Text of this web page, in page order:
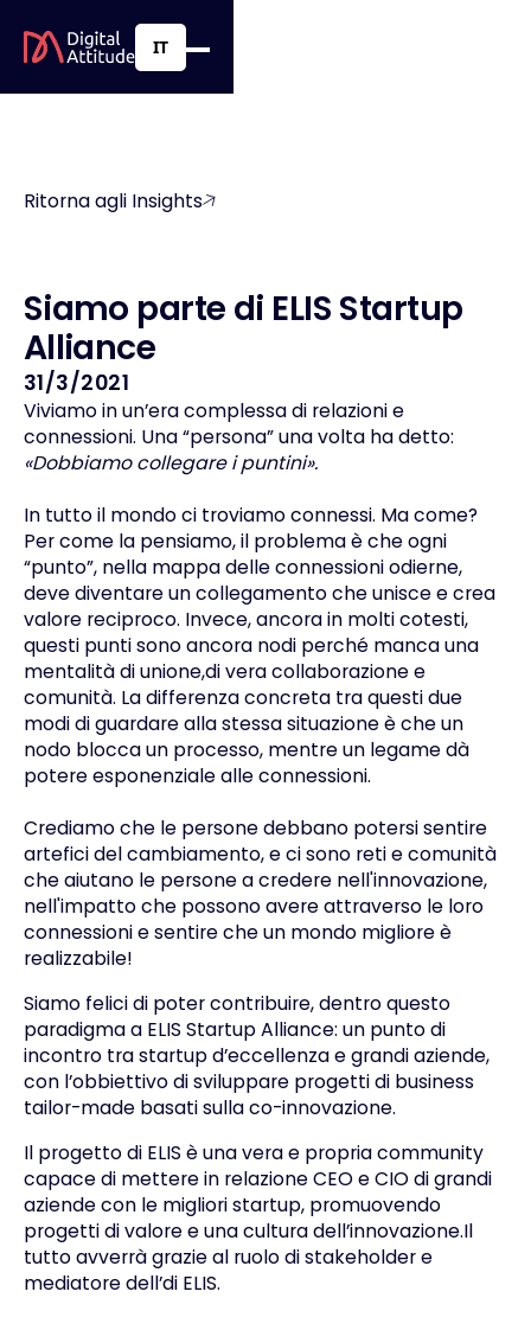
IT
Ritorna agli Insights
Siamo parte di ELIS Startup
Alliance
31/3/2021
Viviamo in un’era complessa di relazioni e
connessioni. Una “persona” una volta ha detto:
«Dobbiamo collegare i puntini».
In tutto il mondo ci troviamo connessi. Ma come?
Per come la pensiamo, il problema è che ogni
“punto”, nella mappa delle connessioni odierne,
deve diventare un collegamento che unisce e crea
valore reciproco. Invece, ancora in molti cotesti,
questi punti sono ancora nodi perché manca una
mentalità di unione,di vera collaborazione e
comunità. La differenza concreta tra questi due
modi di guardare alla stessa situazione è che un
nodo blocca un processo, mentre un legame dà
potere esponenziale alle connessioni.
Crediamo che le persone debbano potersi sentire
artefici del cambiamento, e ci sono reti e comunità
che aiutano le persone a credere nell'innovazione,
nell'impatto che possono avere attraverso le loro
connessioni e sentire che un mondo migliore è
realizzabile!
Siamo felici di poter contribuire, dentro questo
paradigma a ELIS Startup Alliance: un punto di
incontro tra startup d’eccellenza e grandi aziende,
con l’obbiettivo di sviluppare progetti di business
tailor-made basati sulla co-innovazione.
Il progetto di ELIS è una vera e propria community
capace di mettere in relazione CEO e CIO di grandi
aziende con le migliori startup, promuovendo
progetti di valore e una cultura dell’innovazione.Il
tutto avverrà grazie al ruolo di stakeholder e
mediatore dell’di ELIS.